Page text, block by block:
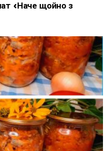
«Наче щойно з